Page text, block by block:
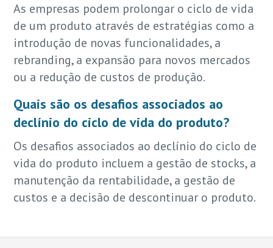
As empresas podem prolongar o ciclo de vida
de um produto através de estratégias como a
introdução de novas funcionalidades, a
rebranding, a expansão para novos mercados
ou a redução de custos de produção.
Quais são os desafios associados ao
declínio do ciclo de vida do produto?
Os desafios associados ao declínio do ciclo de
vida do produto incluem a gestão de stocks, a
manutenção da rentabilidade, a gestão de
custos e a decisão de descontinuar o produto.